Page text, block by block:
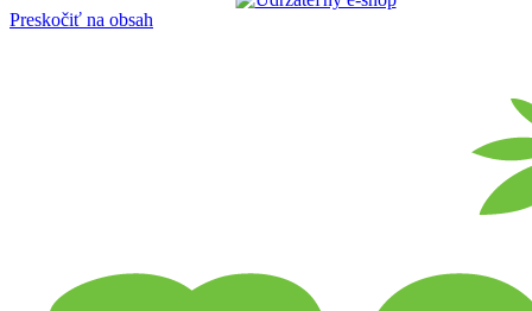
Preskočiť na obsah